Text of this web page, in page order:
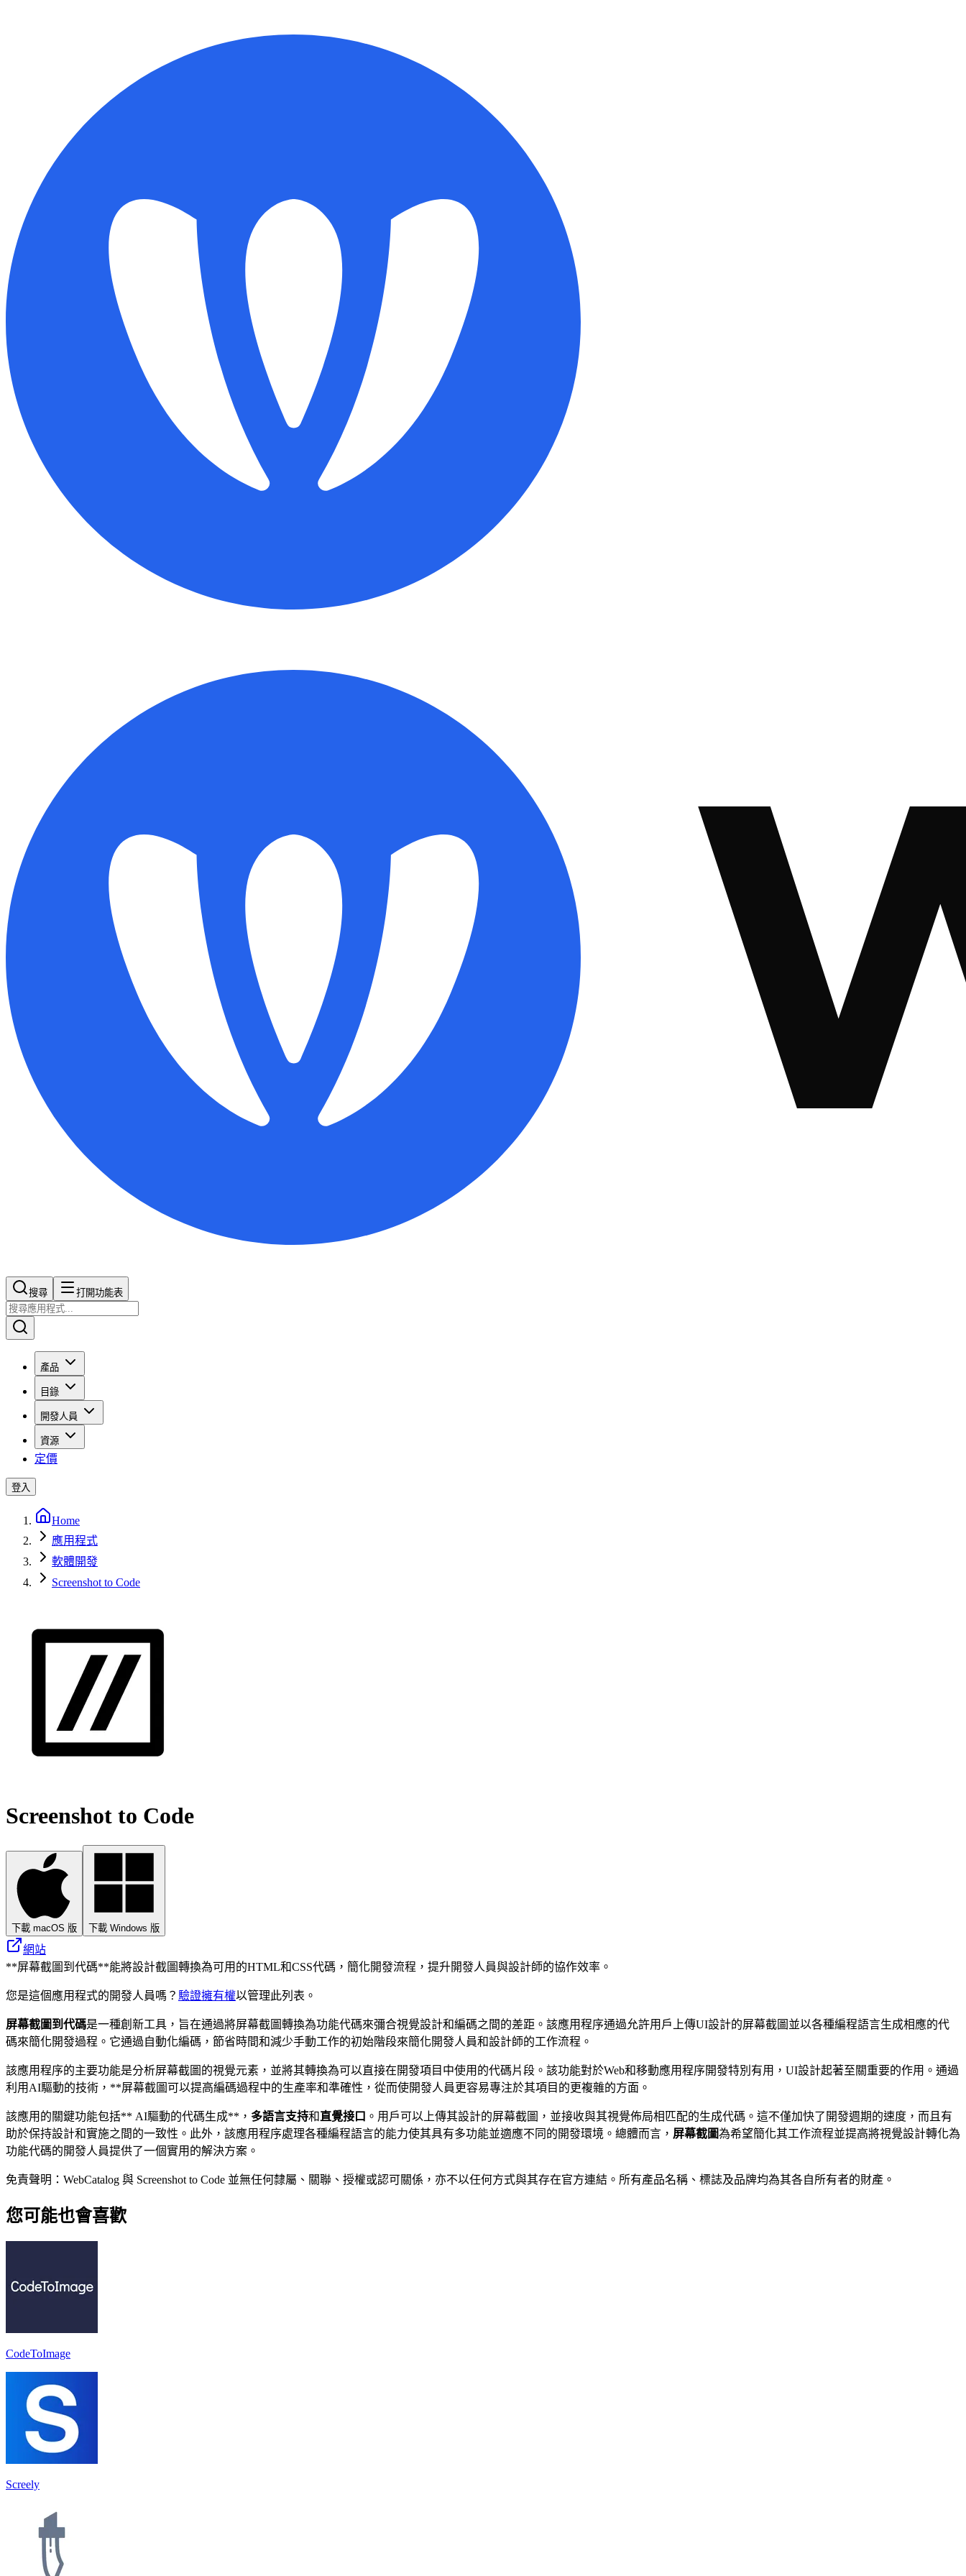
搜尋​​​​ 打開功能表
產品
目錄
開發人員
資源
定價
登入
Home
應用程式
軟體開發
Screenshot to Code
Screenshot to Code
下載 macOS 版 下載 Windows 版
網站
**屏幕截圖到代碼**能將設計截圖轉換為可用的HTML和CSS代碼，簡化開發流程，提升開發人員與設計師的協作效率。
您是這個應用程式的開發人員嗎？ 驗證擁有權以管理此列表。
屏幕截圖到代碼是一種創新工具，旨在通過將屏幕截圖轉換為功能代碼來彌合視覺設計和編碼之間的差距。該應用程序通過允許用戶上傳UI設計的屏幕截圖並以各種編程語言生成相應的代
碼來簡化開發過程。它通過自動化編碼，節省時間和減少手動工作的初始階段來簡化開發人員和設計師的工作流程。
該應用程序的主要功能是分析屏幕截圖的視覺元素，並將其轉換為可以直接在開發項目中使用的代碼片段。該功能對於Web和移動應用程序開發特別有用，UI設計起著至關重要的作用。通過
利用AI驅動的技術，**屏幕截圖可以提高編碼過程中的生產率和準確性，從而使開發人員更容易專注於其項目的更複雜的方面。
該應用的關鍵功能包括** AI驅動的代碼生成**， 多語言支持和直覺接口 。用戶可以上傳其設計的屏幕截圖，並接收與其視覺佈局相匹配的生成代碼。這不僅加快了開發週期的速度，而且有
助於保持設計和實施之間的一致性。此外，該應用程序處理各種編程語言的能力使其具有多功能並適應不同的開發環境。總體而言， 屏幕截圖為希望簡化其工作流程並提高將視覺設計轉化為
功能代碼的開發人員提供了一個實用的解決方案。
免責聲明：WebCatalog 與 Screenshot to Code 並無任何隸屬、關聯、授權或認可關係，亦不以任何方式與其存在官方連結。所有產品名稱、標誌及品牌均為其各自所有者的財產。
您可能也會喜歡
CodeToImage
Screely